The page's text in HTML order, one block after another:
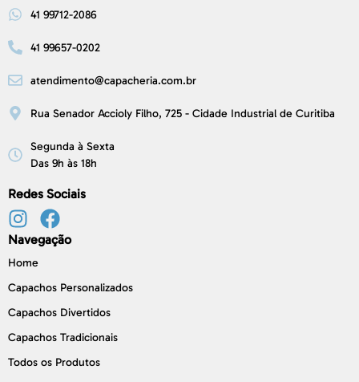
41 99712-2086
41 99657-0202
atendimento@capacheria.com.br
Rua Senador Accioly Filho, 725 - Cidade Industrial de Curitiba
Segunda à Sexta
Das 9h às 18h
Redes Sociais
Navegação
Home
Capachos Personalizados
Capachos Divertidos
Capachos Tradicionais
Todos os Produtos